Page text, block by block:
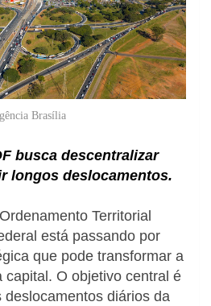
Brasília
busca descentralizar
longos deslocamentos.
Territorial
está passando por
que pode transformar a
capital. O objetivo central é
diários da